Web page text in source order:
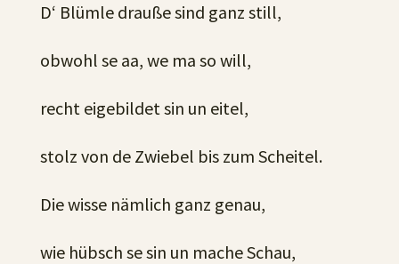
D‘ Blümle drauße sind ganz still,
obwohl se aa, we ma so will,
recht eigebildet sin un eitel,
stolz von de Zwiebel bis zum Scheitel.
Die wisse nämlich ganz genau,
wie hübsch se sin un mache Schau,